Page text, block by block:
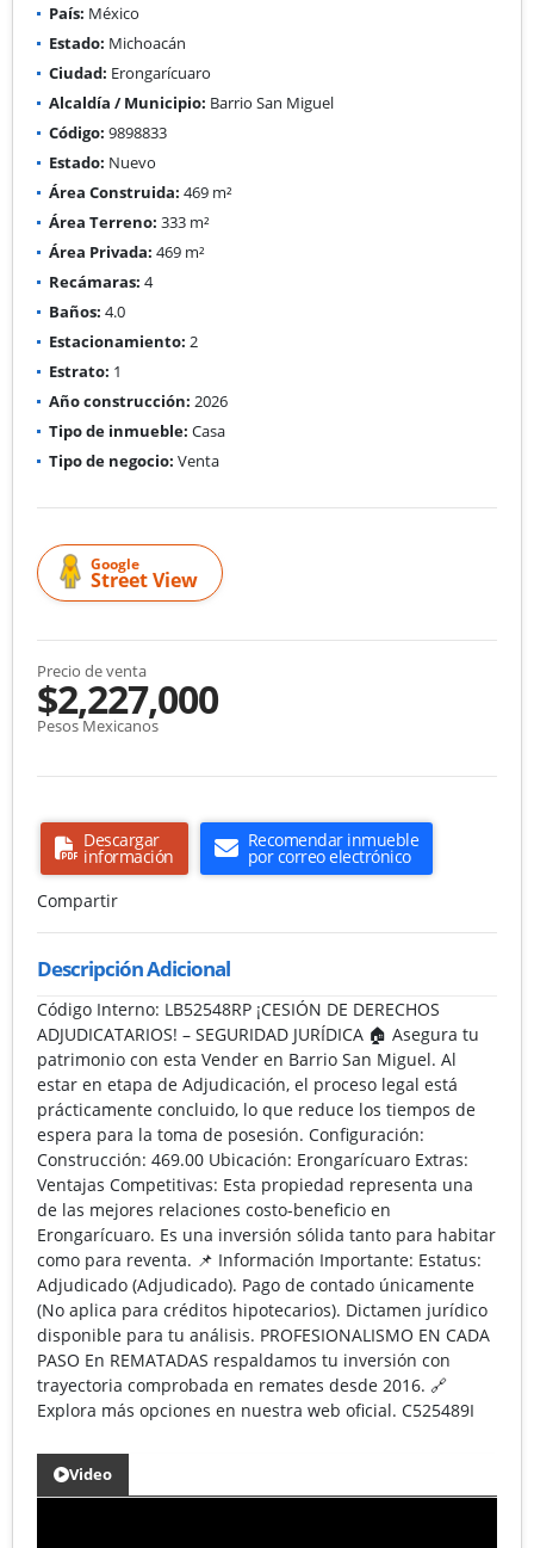
País: México
Estado: Michoacán
Ciudad: Erongarícuaro
Alcaldía / Municipio: Barrio San Miguel
Código: 9898833
Estado: Nuevo
Área Construida: 469 m²
Área Terreno: 333 m²
Área Privada: 469 m²
Recámaras: 4
Baños: 4.0
Estacionamiento: 2
Estrato: 1
Año construcción: 2026
Tipo de inmueble: Casa
Tipo de negocio: Venta
Google
Street View
Precio de venta
$2,227,000
Pesos Mexicanos
Descargar
información
Recomendar inmueble
por correo electrónico
Compartir
Descripción Adicional
Código Interno: LB52548RP ¡CESIÓN DE DERECHOS
ADJUDICATARIOS! – SEGURIDAD JURÍDICA 🏠 Asegura tu
patrimonio con esta Vender en Barrio San Miguel. Al
estar en etapa de Adjudicación, el proceso legal está
prácticamente concluido, lo que reduce los tiempos de
espera para la toma de posesión. Configuración:
Construcción: 469.00 Ubicación: Erongarícuaro Extras:
Ventajas Competitivas: Esta propiedad representa una
de las mejores relaciones costo-beneficio en
Erongarícuaro. Es una inversión sólida tanto para habitar
como para reventa. 📌 Información Importante: Estatus:
Adjudicado (Adjudicado). Pago de contado únicamente
(No aplica para créditos hipotecarios). Dictamen jurídico
disponible para tu análisis. PROFESIONALISMO EN CADA
PASO En REMATADAS respaldamos tu inversión con
trayectoria comprobada en remates desde 2016. 🔗
Explora más opciones en nuestra web oficial. C525489I
Video